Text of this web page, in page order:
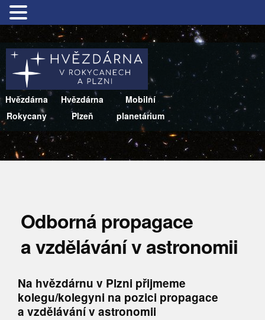
Hvězdárna
Rokycany
Hvězdárna
Plzeň
Mobilní
planetárium
Odborná propagace
a vzdělávání v astronomii
Na hvězdárnu v Plzni přijmeme
kolegu/kolegyni na pozici propagace
a vzdělávání v astronomii